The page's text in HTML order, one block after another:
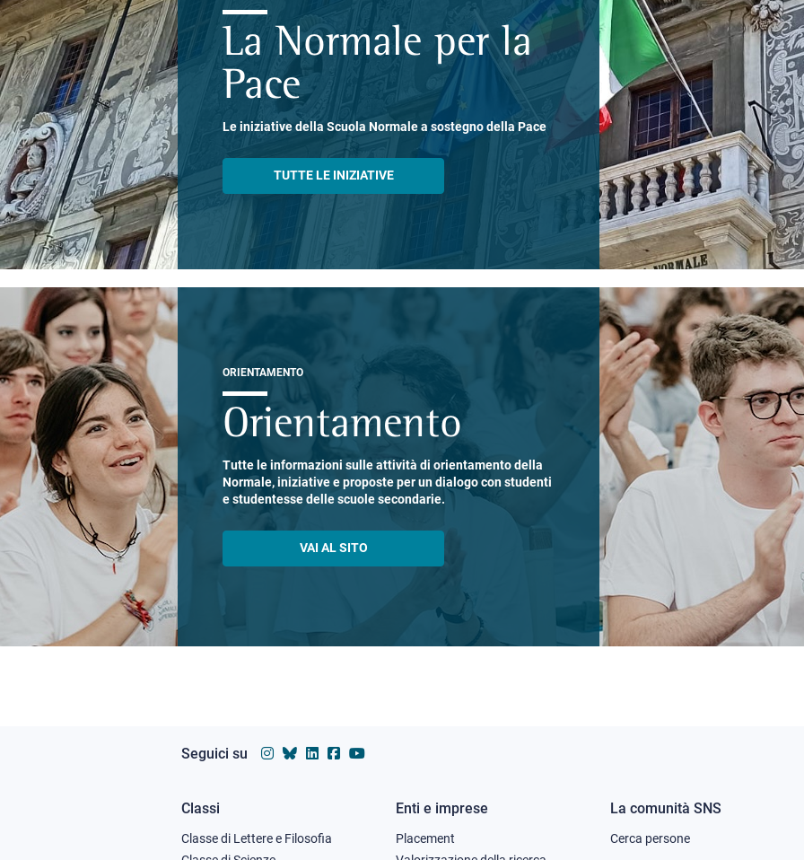
La Normale per la
Pace
Le iniziative della Scuola Normale a sostegno della Pace
TUTTE LE INIZIATIVE
ORIENTAMENTO
Orientamento
Tutte le informazioni sulle attività di orientamento della
Normale, iniziative e proposte per un dialogo con studenti
e studentesse delle scuole secondarie.
VAI AL SITO
Seguici su
Footer
Classi
Classe di Lettere e Filosofia
Footer
Enti e imprese
Placement
Footer
La comunità SNS
Cerca persone